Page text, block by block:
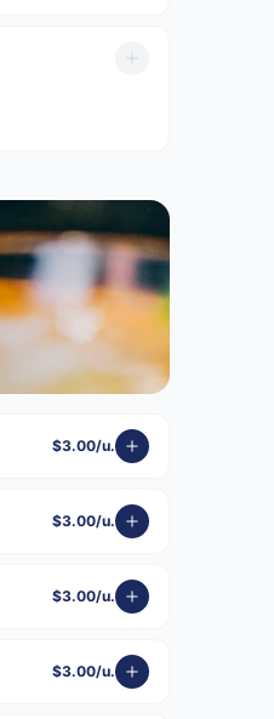
$3.00/u.
$3.00/u.
$3.00/u.
$3.00/u.